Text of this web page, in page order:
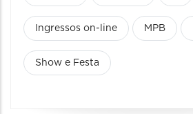
Ingressos on-line MPB
Show e Festa